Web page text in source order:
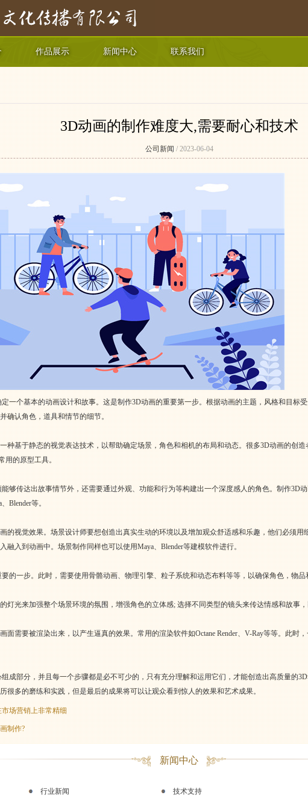
作品展示 新闻中心 联系我们
3D动画的制作难度大,需要耐心和技术
公司新闻/ 2023-06-04
一个基本的动画设计和故事。这是制作3D动画的重要第一步。根据动画的主题，风格和目标
确认角色，道具和情节的细节。
种基于静态的视觉表达技术，以帮助确定场景，角色和相机的布局和动态。很多3D动画的创造
用的原型工具。
够传达出故事情节外，还需要通过外观、功能和行为等构建出一个深度感人的角色。制作3D
Blender等。
的视觉效果。场景设计师要想创造出真实生动的环境以及增加观众舒适感和乐趣，他们必须
融入到动画中。场景制作同样也可以使用Maya、Blender等建模软件进行。
的一步。此时，需要使用骨骼动画、物理引擎、粒子系统和动态布料等等，以确保角色，物
灯光来加强整个场景环境的氛围，增强角色的立体感; 选择不同类型的镜头来传达情感和故事
面需要被渲染出来，以产生逼真的效果。常用的渲染软件如Octane Render、V-Ray等等。此时
成部分，并且每一个步骤都是必不可少的，只有充分理解和运用它们，才能创造出高质量的
很多的磨练和实践，但是最后的成果将可以让观众看到惊人的效果和艺术成果。
场营销上非常精细
制作?
新闻中心
行业新闻 技术支持